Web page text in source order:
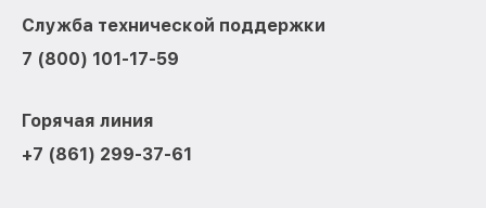
Служба технической поддержки
7 (800) 101-17-59
Горячая линия
+7 (861) 299-37-61